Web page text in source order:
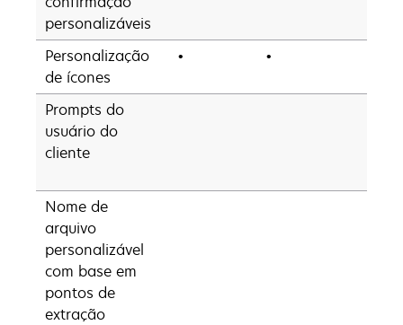
personalizáveis
Personalização
de ícones
• •
Prompts do
usuário do
cliente
Nome de
arquivo
personalizável
com base em
pontos de
extração